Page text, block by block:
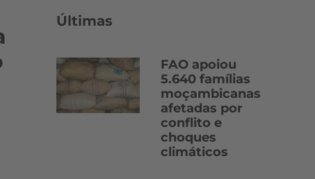
Últimas
FAO apoiou
5.640 famílias
moçambicanas
afetadas por
conflito e
choques
climáticos